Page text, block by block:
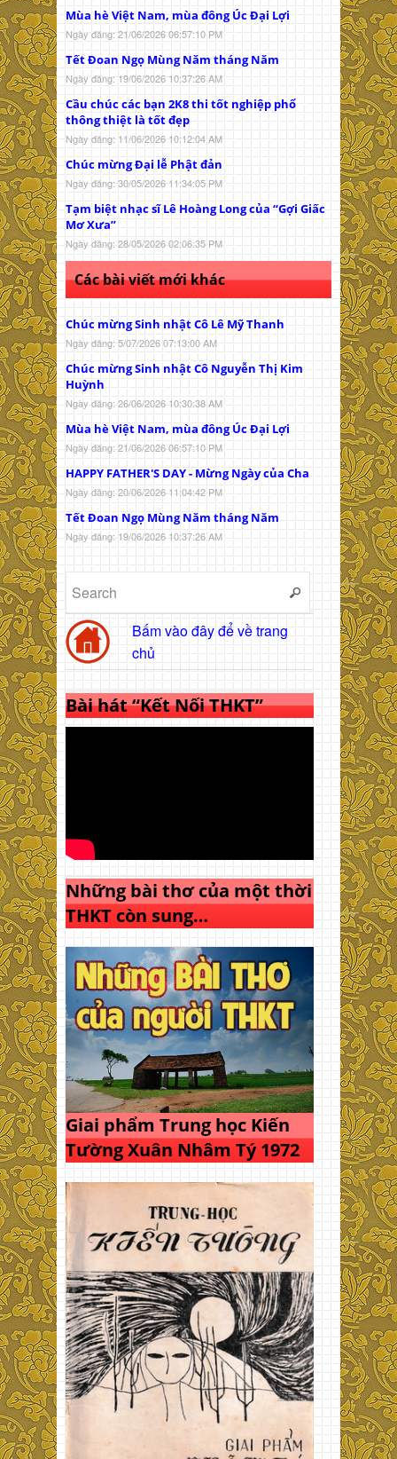
Mùa hè Việt Nam, mùa đông Úc Đại Lợi
Ngày đăng: 21/06/2026 06:57:10 PM
Tết Đoan Ngọ Mùng Năm tháng Năm
Ngày đăng: 19/06/2026 10:37:26 AM
Cầu chúc các bạn 2K8 thi tốt nghiệp phổ
thông thiệt là tốt đẹp
Ngày đăng: 11/06/2026 10:12:04 AM
Chúc mừng Đại lễ Phật đản
Ngày đăng: 30/05/2026 11:34:05 PM
Tạm biệt nhạc sĩ Lê Hoàng Long của “Gợi Giấc
Mơ Xưa”
Ngày đăng: 28/05/2026 02:06:35 PM
Các bài viết mới khác
Chúc mừng Sinh nhật Cô Lê Mỹ Thanh
Ngày đăng: 5/07/2026 07:13:00 AM
Chúc mừng Sinh nhật Cô Nguyễn Thị Kim
Huỳnh
Ngày đăng: 26/06/2026 10:30:38 AM
Mùa hè Việt Nam, mùa đông Úc Đại Lợi
Ngày đăng: 21/06/2026 06:57:10 PM
HAPPY FATHER'S DAY - Mừng Ngày của Cha
Ngày đăng: 20/06/2026 11:04:42 PM
Tết Đoan Ngọ Mùng Năm tháng Năm
Ngày đăng: 19/06/2026 10:37:26 AM
Bấm vào đây để về trang
chủ
Bài hát “Kết Nối THKT”
Những bài thơ của một thời
THKT còn sung…
Giai phẩm Trung học Kiến
Tường Xuân Nhâm Tý 1972